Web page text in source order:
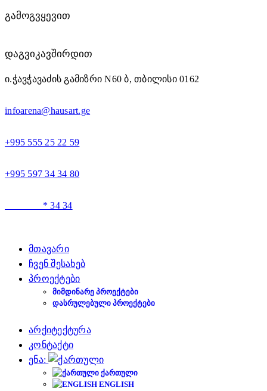
ᲒᲐᲛᲝᲒᲕᲧᲔᲕᲘᲗ
ᲓᲐᲒᲕᲘᲙᲐᲕᲨᲘᲠᲓᲘᲗ
ი.ჭავჭავაძის გამიზრი N60 ბ, თბილისი 0162
infoarena@hausart.ge
+995 555 25 22 59
+995 597 34 34 80
* 34 34
მთავარი
ჩვენ შესახებ
პროექტები
ᲛᲘᲛᲓᲘᲜᲐᲠᲔ ᲞᲠᲝᲔᲥᲢᲔᲑᲘ
ᲓᲐᲡᲠᲣᲚᲔᲑᲣᲚᲘ ᲞᲠᲝᲔᲥᲢᲔᲑᲘ
არქიტექტურა
კონტაქტი
ენა:
ᲥᲐᲠᲗᲣᲚᲘ
ENGLISH